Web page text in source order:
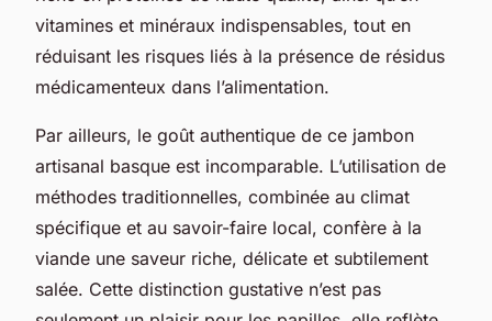
vitamines et minéraux indispensables, tout en
réduisant les risques liés à la présence de résidus
médicamenteux dans l’alimentation.
Par ailleurs, le goût authentique de ce jambon
artisanal basque est incomparable. L’utilisation de
méthodes traditionnelles, combinée au climat
spécifique et au savoir-faire local, confère à la
viande une saveur riche, délicate et subtilement
salée. Cette distinction gustative n’est pas